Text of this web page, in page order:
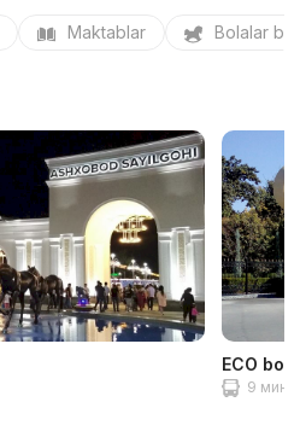
Maktablar Bolalar
ECO
9 мин